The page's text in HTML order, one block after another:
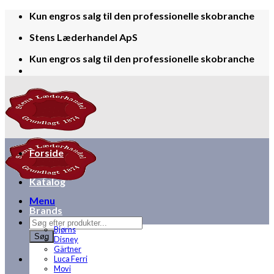
Skip
content
Kun engros salg til den professionelle skobranche
Stens Læderhandel ApS
Kun engros salg til den professionelle skobranche
Menu
Products
search
Søg
Forside
Katalog
Brands
Bjørns
Disney
Gärtner
Luca Ferri
Movi